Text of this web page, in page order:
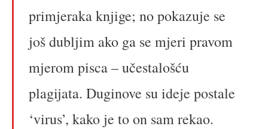
primjeraka knjige; no pokazuje se
još dubljim ako ga se mjeri pravom
mjerom pisca – učestalošću
plagijata. Duginove su ideje postale
‘virus’, kako je to on sam rekao.